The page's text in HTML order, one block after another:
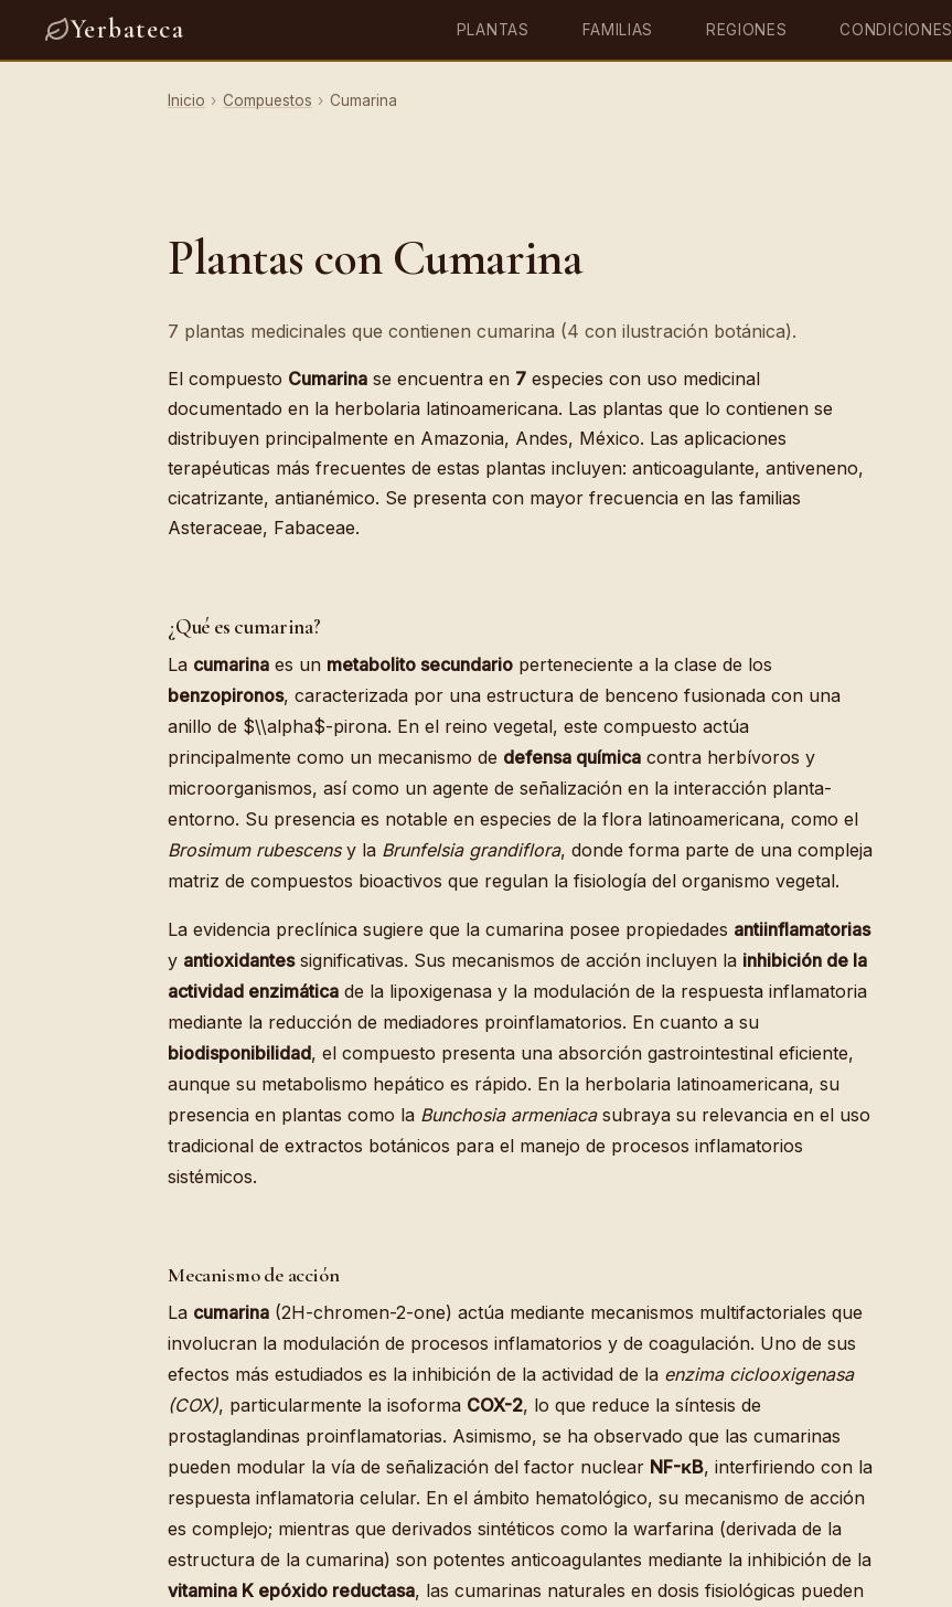
Yerbateca PLANTAS FAMILIAS REGIONES CONDICIONES
Inicio › Compuestos › Cumarina
Plantas con Cumarina
7 plantas medicinales que contienen cumarina (4 con ilustración botánica).
El compuesto Cumarina se encuentra en 7 especies con uso medicinal
documentado en la herbolaria latinoamericana. Las plantas que lo contienen se
distribuyen principalmente en Amazonia, Andes, México. Las aplicaciones
terapéuticas más frecuentes de estas plantas incluyen: anticoagulante, antiveneno,
cicatrizante, antianémico. Se presenta con mayor frecuencia en las familias
Asteraceae, Fabaceae.
¿Qué es cumarina?
La cumarina es un metabolito secundario perteneciente a la clase de los
benzopironos, caracterizada por una estructura de benceno fusionada con una
anillo de $\\alpha$-pirona. En el reino vegetal, este compuesto actúa
principalmente como un mecanismo de defensa química contra herbívoros y
microorganismos, así como un agente de señalización en la interacción planta-
entorno. Su presencia es notable en especies de la flora latinoamericana, como el
Brosimum rubescensy la Brunfelsia grandiflora, donde forma parte de una compleja
matriz de compuestos bioactivos que regulan la fisiología del organismo vegetal.
La evidencia preclínica sugiere que la cumarina posee propiedades antiinflamatorias
y antioxidantessignificativas. Sus mecanismos de acción incluyen la inhibición de la
actividad enzimática de la lipoxigenasa y la modulación de la respuesta inflamatoria
mediante la reducción de mediadores proinflamatorios. En cuanto a su
biodisponibilidad, el compuesto presenta una absorción gastrointestinal eficiente,
aunque su metabolismo hepático es rápido. En la herbolaria latinoamericana, su
presencia en plantas como la Bunchosia armeniacasubraya su relevancia en el uso
tradicional de extractos botánicos para el manejo de procesos inflamatorios
sistémicos.
Mecanismo de acción
La cumarina (2H-chromen-2-one) actúa mediante mecanismos multifactoriales que
involucran la modulación de procesos inflamatorios y de coagulación. Uno de sus
efectos más estudiados es la inhibición de la actividad de la enzima ciclooxigenasa
(COX), particularmente la isoforma COX-2, lo que reduce la síntesis de
prostaglandinas proinflamatorias. Asimismo, se ha observado que las cumarinas
pueden modular la vía de señalización del factor nuclear NF-κB, interfiriendo con la
respuesta inflamatoria celular. En el ámbito hematológico, su mecanismo de acción
es complejo; mientras que derivados sintéticos como la warfarina (derivada de la
estructura de la cumarina) son potentes anticoagulantes mediante la inhibición de la
vitamina K epóxido reductasa, las cumarinas naturales en dosis fisiológicas pueden